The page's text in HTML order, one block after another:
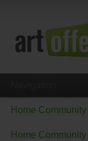
Home Community
Home Community